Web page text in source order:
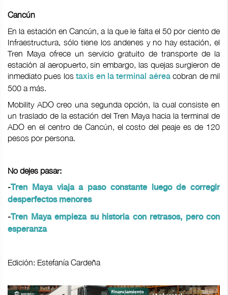
Cancún
En la estación en Cancún, a la que le falta el 50 por ciento de
Infraestructura, sólo tiene los andenes y no hay estación, el
Tren Maya ofrece un servicio gratuito de transporte de la
estación al aeropuerto, sin embargo, las quejas surgieron de
inmediato pues lostaxis en la terminal aéreacobran de mil
500 a más.
Mobility ADO creo una segunda opción, la cual consiste en
un traslado de la estación del Tren Maya hacia la terminal de
ADO en el centro de Cancún, el costo del peaje es de 120
pesos por persona.
No dejes pasar:
-Tren Maya viaja a paso constante luego de corregir
desperfectos menores
-Tren Maya empieza su historia con retrasos, pero con
esperanza
Edición: Estefanía Cardeña